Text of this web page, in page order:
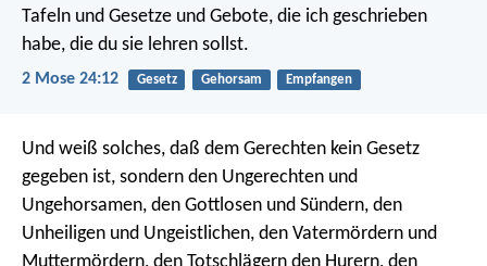
Tafeln und Gesetze und Gebote, die ich geschrieben
habe, die du sie lehren sollst.
2 Mose 24:12 Gesetz Gehorsam Empfangen
Und weiß solches, daß dem Gerechten kein Gesetz
gegeben ist, sondern den Ungerechten und
Ungehorsamen, den Gottlosen und Sündern, den
Unheiligen und Ungeistlichen, den Vatermördern und